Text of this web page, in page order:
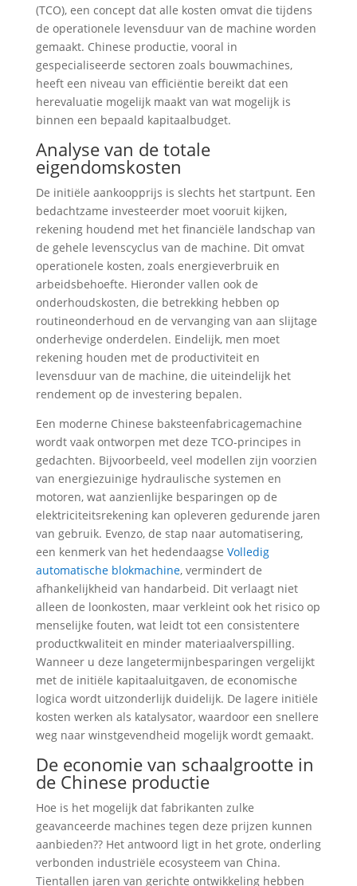
(TCO), een concept dat alle kosten omvat die tijdens
de operationele levensduur van de machine worden
gemaakt. Chinese productie, vooral in
gespecialiseerde sectoren zoals bouwmachines,
heeft een niveau van efficiëntie bereikt dat een
herevaluatie mogelijk maakt van wat mogelijk is
binnen een bepaald kapitaalbudget.
Analyse van de totale
eigendomskosten
De initiële aankoopprijs is slechts het startpunt. Een
bedachtzame investeerder moet vooruit kijken,
rekening houdend met het financiële landschap van
de gehele levenscyclus van de machine. Dit omvat
operationele kosten, zoals energieverbruik en
arbeidsbehoefte. Hieronder vallen ook de
onderhoudskosten, die betrekking hebben op
routineonderhoud en de vervanging van aan slijtage
onderhevige onderdelen. Eindelijk, men moet
rekening houden met de productiviteit en
levensduur van de machine, die uiteindelijk het
rendement op de investering bepalen.
Een moderne Chinese baksteenfabricagemachine
wordt vaak ontworpen met deze TCO-principes in
gedachten. Bijvoorbeeld, veel modellen zijn voorzien
van energiezuinige hydraulische systemen en
motoren, wat aanzienlijke besparingen op de
elektriciteitsrekening kan opleveren gedurende jaren
van gebruik. Evenzo, de stap naar automatisering,
een kenmerk van het hedendaagse Volledig
automatische blokmachine, vermindert de
afhankelijkheid van handarbeid. Dit verlaagt niet
alleen de loonkosten, maar verkleint ook het risico op
menselijke fouten, wat leidt tot een consistentere
productkwaliteit en minder materiaalverspilling.
Wanneer u deze langetermijnbesparingen vergelijkt
met de initiële kapitaaluitgaven, de economische
logica wordt uitzonderlijk duidelijk. De lagere initiële
kosten werken als katalysator, waardoor een snellere
weg naar winstgevendheid mogelijk wordt gemaakt.
De economie van schaalgrootte in
de Chinese productie
Hoe is het mogelijk dat fabrikanten zulke
geavanceerde machines tegen deze prijzen kunnen
aanbieden?? Het antwoord ligt in het grote, onderling
verbonden industriële ecosysteem van China.
Tientallen jaren van gerichte ontwikkeling hebben